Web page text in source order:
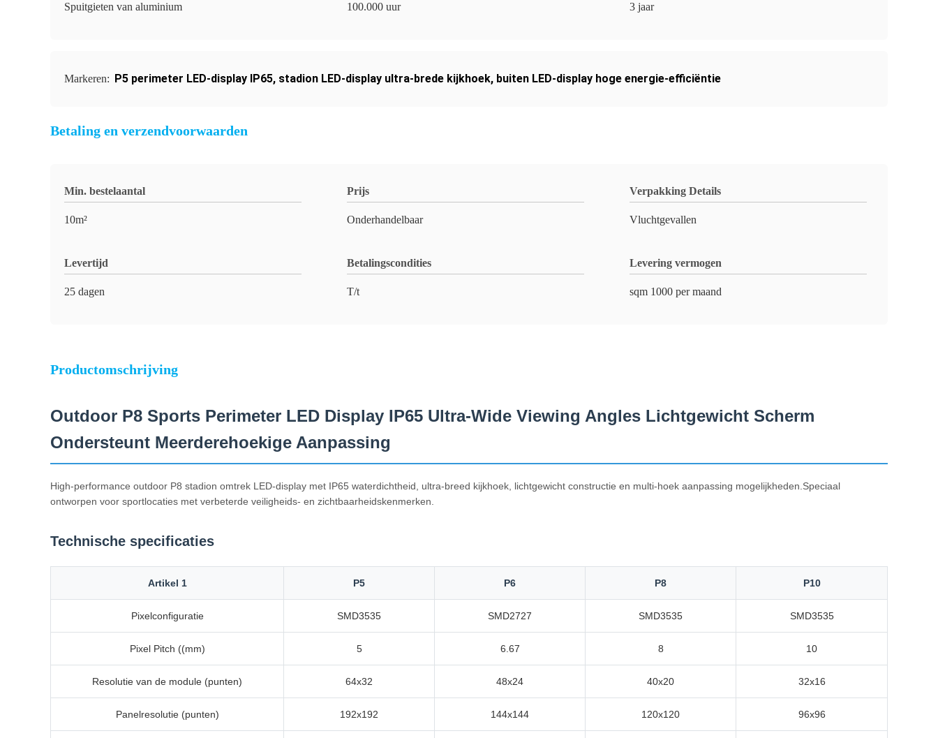
Spuitgieten van aluminium 100.000 uur 3 jaar
Markeren: P5 perimeter LED-display IP65, stadion LED-display ultra-brede kijkhoek, buiten LED-display hoge energie-efficiëntie
Betaling en verzendvoorwaarden
Min. bestelaantal
10m²
Prijs
Onderhandelbaar
Verpakking Details
Vluchtgevallen
Levertijd
25 dagen
Betalingscondities
T/t
Levering vermogen
sqm 1000 per maand
Productomschrijving
Outdoor P8 Sports Perimeter LED Display IP65 Ultra-Wide Viewing Angles Lichtgewicht Scherm
Ondersteunt Meerderehoekige Aanpassing
High-performance outdoor P8 stadion omtrek LED-display met IP65 waterdichtheid, ultra-breed kijkhoek, lichtgewicht constructie en multi-hoek aanpassing mogelijkheden.Speciaal
ontworpen voor sportlocaties met verbeterde veiligheids- en zichtbaarheidskenmerken.
Technische specificaties
Artikel 1 P5 P6 P8 P10
Pixelconfiguratie SMD3535 SMD2727 SMD3535 SMD3535
Pixel Pitch ((mm) 5 6.67 8 10
Resolutie van de module (punten) 64x32 48x24 40x20 32x16
Panelresolutie (punten) 192x192 144x144 120x120 96x96